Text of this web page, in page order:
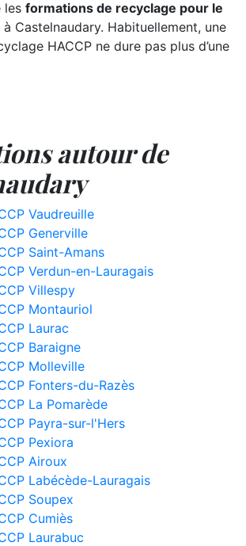
les formations de recyclage pour le
Castelnaudary. Habituellement, une
HACCP ne dure pas plus d’une
autour de
Vaudreuille
Generville
Saint-Amans
Verdun-en-Lauragais
Villespy
Montauriol
Laurac
Baraigne
Molleville
Fonters-du-Razès
La Pomarède
Payra-sur-l'Hers
Pexiora
Airoux
Labécède-Lauragais
Soupex
Cumiès
Laurabuc